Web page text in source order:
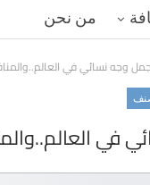
من نحن
وجه نسائي في